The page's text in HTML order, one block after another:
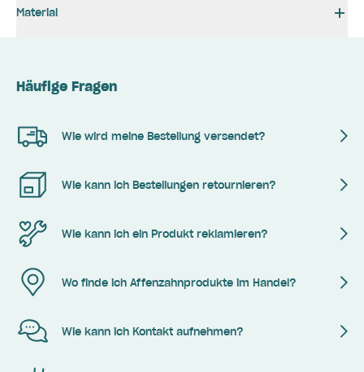
Material
Häufige Fragen
Wie wird meine Bestellung versendet?
Wie kann ich Bestellungen retournieren?
Wie kann ich ein Produkt reklamieren?
Wo finde ich Affenzahnprodukte im Handel?
Wie kann ich Kontakt aufnehmen?